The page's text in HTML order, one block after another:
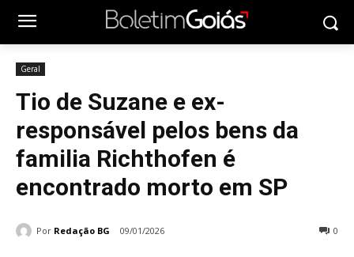
Geral
Tio de Suzane e ex-
responsável pelos bens da
familia Richthofen é
encontrado morto em SP
Por Redação BG 09/01/2026 0